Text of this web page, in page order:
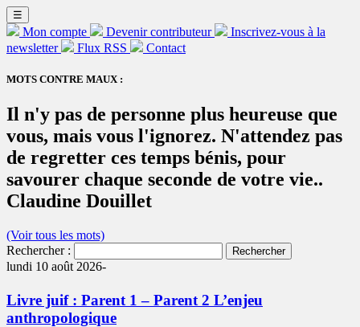
☰
Mon compte Devenir contributeur
Inscrivez-vous à la
newsletter
Flux RSS Contact
MOTS CONTRE MAUX :
Il n'y pas de personne plus heureuse que
vous, mais vous l'ignorez. N'attendez pas
de regretter ces temps bénis, pour
savourer chaque seconde de votre vie..
Claudine Douillet
(Voir tous les mots)
Rechercher :
lundi 10 août 2026-
Livre juif : Parent 1 – Parent 2 L’enjeu
anthropologique